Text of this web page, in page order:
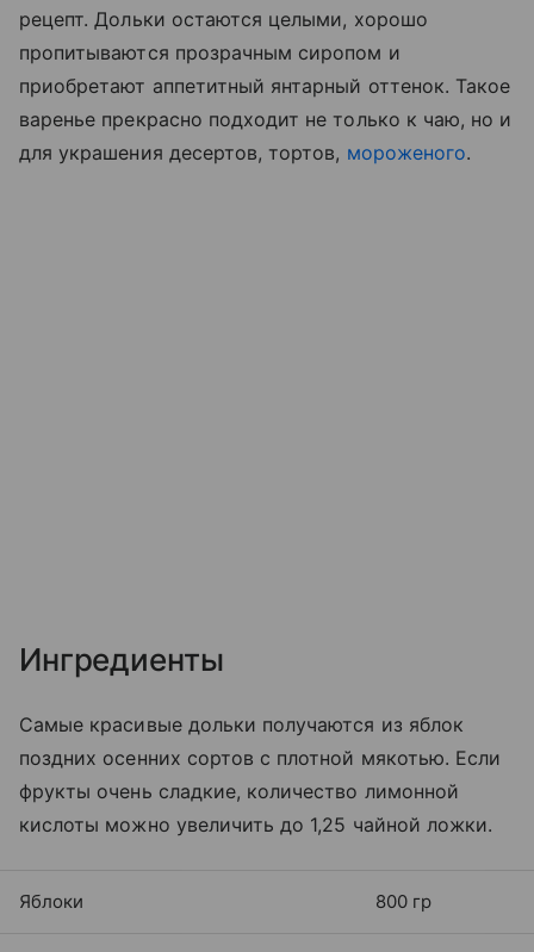
рецепт. Дольки остаются целыми, хорошо
пропитываются прозрачным сиропом и
приобретают аппетитный янтарный оттенок. Такое
варенье прекрасно подходит не только к чаю, но и
для украшения десертов, тортов, мороженого.
Ингредиенты
Самые красивые дольки получаются из яблок
поздних осенних сортов с плотной мякотью. Если
фрукты очень сладкие, количество лимонной
кислоты можно увеличить до 1,25 чайной ложки.
Яблоки 800 гр